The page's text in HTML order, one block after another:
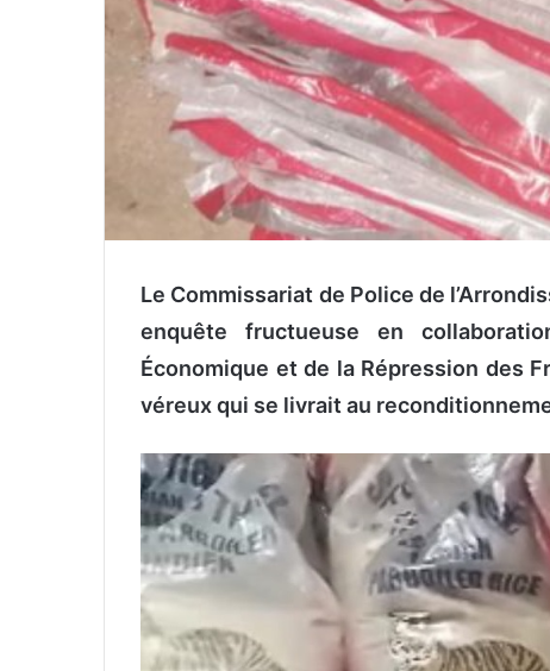
Le Commissariat de Police de
enquête fructueuse en
Économique et de la Répression des
véreux qui se livrait au